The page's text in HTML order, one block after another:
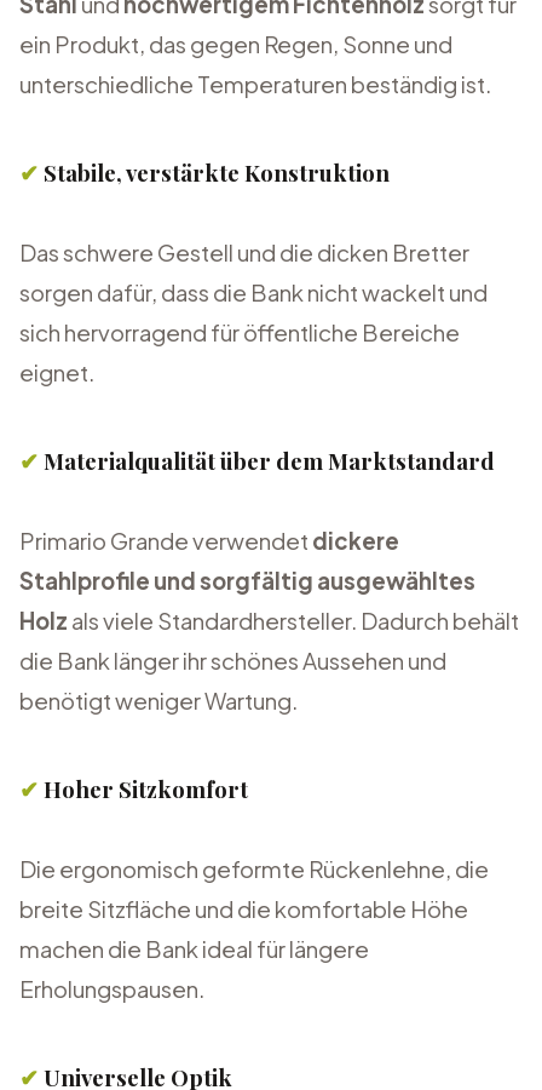
ein Produkt, das gegen Regen, Sonne und
unterschiedliche Temperaturen beständig ist.
✔ Stabile, verstärkte Konstruktion
Das schwere Gestell und die dicken Bretter
sorgen dafür, dass die Bank nicht wackelt und
sich hervorragend für öffentliche Bereiche
eignet.
✔ Materialqualität über dem Marktstandard
Primario Grande verwendet dickere
Stahlprofile und sorgfältig ausgewähltes
Holz als viele Standardhersteller. Dadurch behält
die Bank länger ihr schönes Aussehen und
benötigt weniger Wartung.
✔ Hoher Sitzkomfort
Die ergonomisch geformte Rückenlehne, die
breite Sitzfläche und die komfortable Höhe
machen die Bank ideal für längere
Erholungspausen.
✔ Universelle Optik